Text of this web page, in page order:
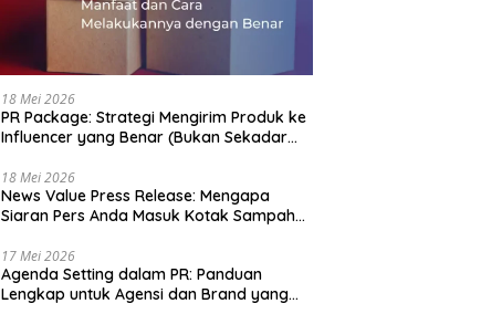
18 Mei 2026
PR Package: Strategi Mengirim Produk ke
Influencer yang Benar (Bukan Sekadar
18 Mei 2026
News Value Press Release: Mengapa
Siaran Pers Anda Masuk Kotak Sampah
17 Mei 2026
Agenda Setting dalam PR: Panduan
Lengkap untuk Agensi dan Brand yang